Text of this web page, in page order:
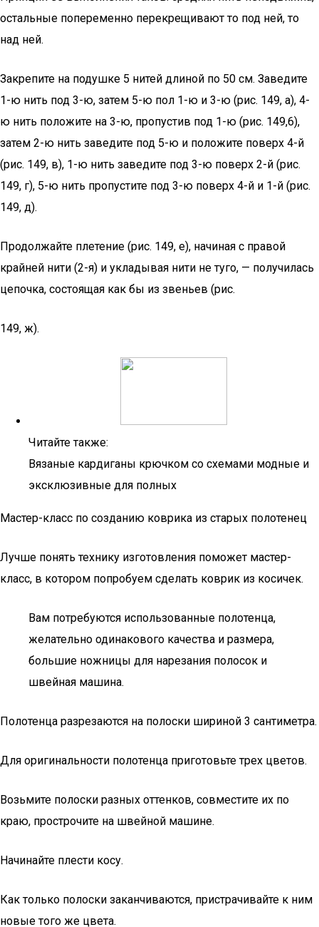
остальные попеременно перекрещивают то под ней, то
над ней.
Закрепите на подушке 5 нитей длиной по 50 см. Заведите
1-ю нить под 3-ю, затем 5-ю пол 1-ю и 3-ю (рис. 149, а), 4-
ю нить положите на 3-ю, пропустив под 1-ю (рис. 149,6),
затем 2-ю нить заведите под 5-ю и положите поверх 4-й
(рис. 149, в), 1-ю нить заведите под 3-ю поверх 2-й (рис.
149, г), 5-ю нить пропустите под 3-ю поверх 4-й и 1-й (рис.
149, д).
Продолжайте плетение (рис. 149, е), начиная с правой
крайней нити (2-я) и укладывая нити не туго, — получилась
цепочка, состоящая как бы из звеньев (рис.
149, ж).
Читайте также:
Вязаные кардиганы крючком со схемами модные и
эксклюзивные для полных
Мастер-класс по созданию коврика из старых полотенец
Лучше понять технику изготовления поможет мастер-
класс, в котором попробуем сделать коврик из косичек.
Вам потребуются использованные полотенца,
желательно одинакового качества и размера,
большие ножницы для нарезания полосок и
швейная машина.
Полотенца разрезаются на полоски шириной 3 сантиметра.
Для оригинальности полотенца приготовьте трех цветов.
Возьмите полоски разных оттенков, совместите их по
краю, прострочите на швейной машине.
Начинайте плести косу.
Как только полоски заканчиваются, пристрачивайте к ним
новые того же цвета.